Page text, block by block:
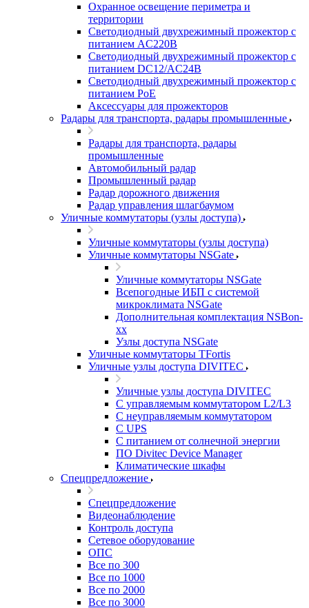
Охранное освещение периметра и
территории
Светодиодный двухрежимный прожектор с
питанием AC220В
Светодиодный двухрежимный прожектор с
питанием DC12/AC24В
Светодиодный двухрежимный прожектор с
питанием PoE
Аксессуары для прожекторов
Радары для транспорта, радары промышленные
Радары для транспорта, радары
промышленные
Автомобильный радар
Промышленный радар
Радар дорожного движения
Радар управления шлагбаумом
Уличные коммутаторы (узлы доступа)
Уличные коммутаторы (узлы доступа)
Уличные коммутаторы NSGate
Уличные коммутаторы NSGate
Всепогодные ИБП с системой
микроклимата NSGate
Дополнительная комплектация NSBon-
xx
Узлы доступа NSGate
Уличные коммутаторы TFortis
Уличные узлы доступа DIVITEC
Уличные узлы доступа DIVITEC
С управляемым коммутатором L2/L3
С неуправляемым коммутатором
С UPS
С питанием от солнечной энергии
ПО Divitec Device Manager
Климатические шкафы
Спецпредложение
Спецпредложение
Видеонаблюдение
Контроль доступа
Сетевое оборудование
ОПС
Все по 300
Все по 1000
Все по 2000
Все по 3000